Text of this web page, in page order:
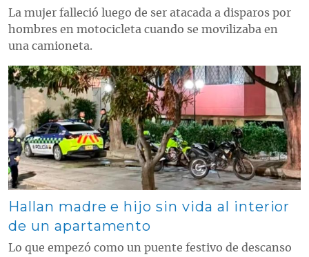
La mujer falleció luego de ser atacada a disparos por
hombres en motocicleta cuando se movilizaba en
una camioneta.
Contenido multimedia principal
Hallan madre e hijo sin vida al interior
de un apartamento
Lo que empezó como un puente festivo de descanso